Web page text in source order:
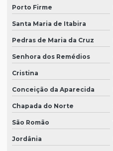
Porto Firme
Santa Maria de Itabira
Pedras de Maria da Cruz
Senhora dos Remédios
Cristina
Conceição da Aparecida
Chapada do Norte
São Romão
Jordânia